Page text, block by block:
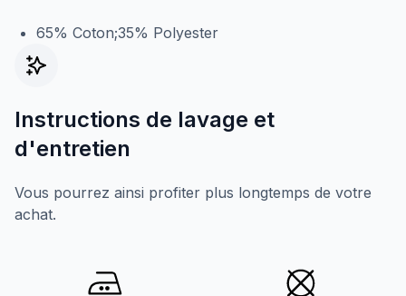
65% Coton;35% Polyester
Instructions de lavage et
d'entretien
Vous pourrez ainsi profiter plus longtemps de votre
achat.